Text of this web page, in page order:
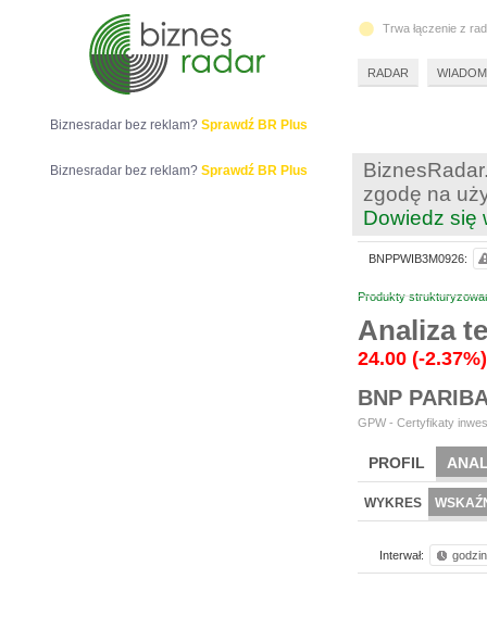
zgodę na
Dowiedz się
Produkty
Analiza
24.00 (-2.37%)
BNP
GPW - Certyfikaty
PROFIL
WYKRES
Interwał:
BNPPWIB3M0926:
Biznesradar bez reklam? Sprawdź BR Plus
Biznesradar bez reklam? Sprawdź BR Plus
Trwa łączenie z
RADAR